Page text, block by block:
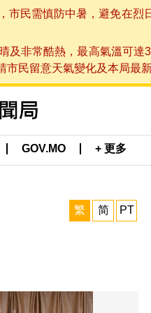
民需慎防中暑，避免在
非常酷熱，最高氣溫可
民留意天氣變化及本局最
GOV.MO + 更多
繁 简 PT